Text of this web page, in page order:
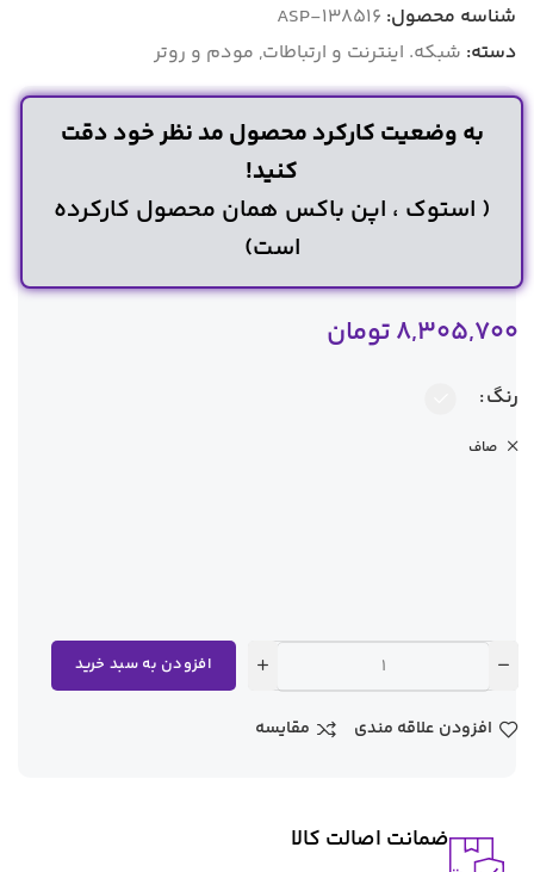
شناسه محصول: ASP-138516
دسته: شبکه. اینترنت و ارتباطات, مودم و روتر
به وضعیت کارکرد محصول مد نظر خود دقت
کنید!
( استوک ، اپن باکس همان محصول کارکرده
است)
8,305,700تومان
رنگ
صاف
افزودن به سبد خرید
افزودن علاقه مندی مقایسه
ضمانت اصالت کالا